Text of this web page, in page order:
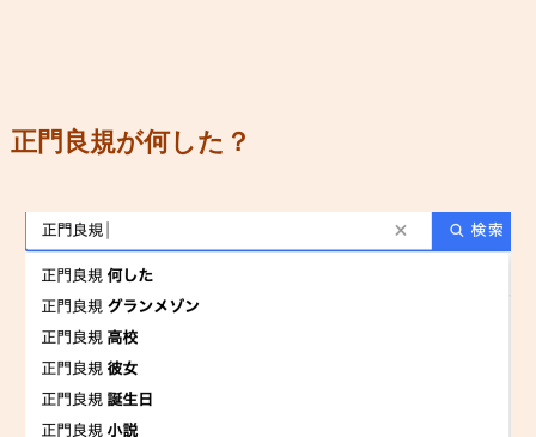
正門良規が何した？